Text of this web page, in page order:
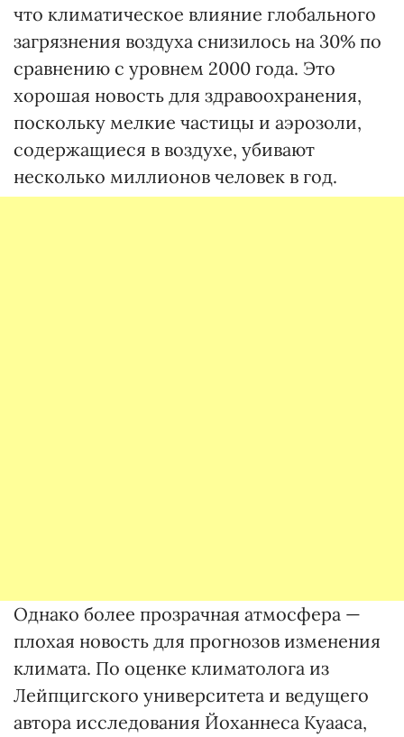
что климатическое влияние глобального
загрязнения воздуха снизилось на 30% по
сравнению с уровнем 2000 года. Это
хорошая новость для здравоохранения,
поскольку мелкие частицы и аэрозоли,
содержащиеся в воздухе, убивают
несколько миллионов человек в год.
Однако более прозрачная атмосфера —
плохая новость для прогнозов изменения
климата. По оценке климатолога из
Лейпцигского университета и ведущего
автора исследования Йоханнеса Куааса,